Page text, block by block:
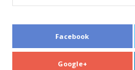
Facebook
Google+